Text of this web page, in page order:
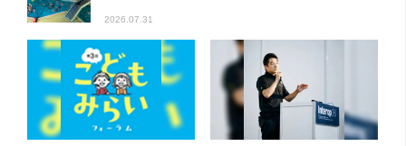
2026.07.31